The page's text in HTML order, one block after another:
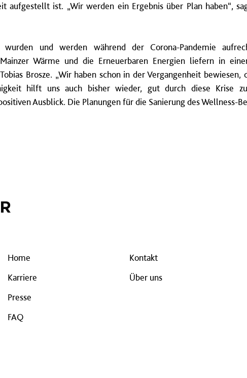
aufgestellt ist. „Wir werden ein Ergebnis über Plan haben“,
wurden und werden während der Corona-Pandemie
Wärme und die Erneuerbaren Energien liefern in
Brosze. „Wir haben schon in der Vergangenheit bewiesen,
hilft uns auch bisher wieder, gut durch diese Krise
Ausblick. Die Planungen für die Sanierung des Wellness-
Home
Karriere
Presse
FAQ
Kontakt
Über uns